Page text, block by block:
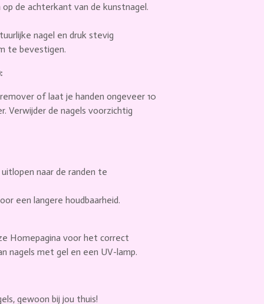
op de achterkant van de kunstnagel.
nagel en druk stevig
te bevestigen.
of laat je handen ongeveer 10
Verwijder de nagels voorzichtig
naar de randen te
een langere houdbaarheid.
Homepagina voor het correct
nagels met gel en een UV-lamp.
gewoon bij jou thuis!